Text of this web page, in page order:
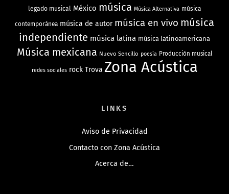
legado musical México música Música Alternativa música
contemporánea música de autor música en vivo música
independiente música latina música latinoamericana
Música mexicana Nuevo Sencillo poesía Producción musical
redes sociales rock Trova Zona Acústica
LINKS
Aviso de Privacidad
Contacto con Zona Acústica
Acerca de…